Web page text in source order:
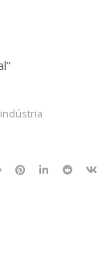
indústria